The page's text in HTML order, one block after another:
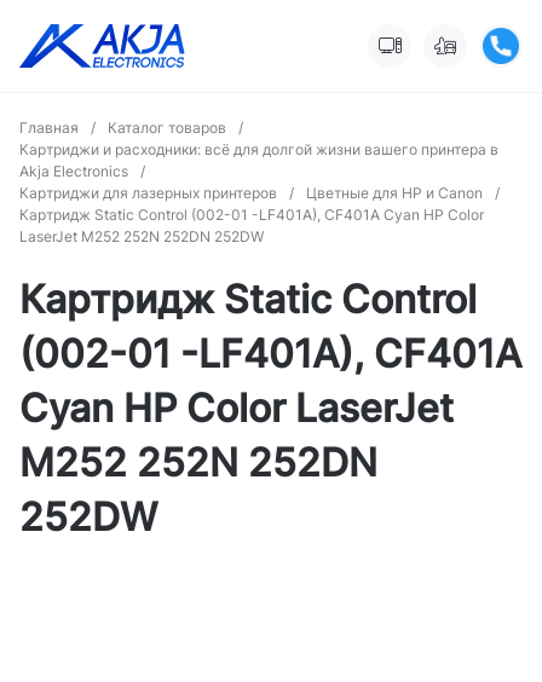
Главная / Каталог товаров
/
Картриджи и расходники: всё для долгой жизни вашего принтера в
Akja Electronics
/
Картриджи для лазерных принтеров
/ Цветные для HP и Canon
/
Картридж Static Control (002-01 -LF401A), CF401A Cyan HP Color
LaserJet M252 252N 252DN 252DW
Картридж Static Control
(002-01 -LF401A), CF401A
Cyan HP Color LaserJet
M252 252N 252DN
252DW